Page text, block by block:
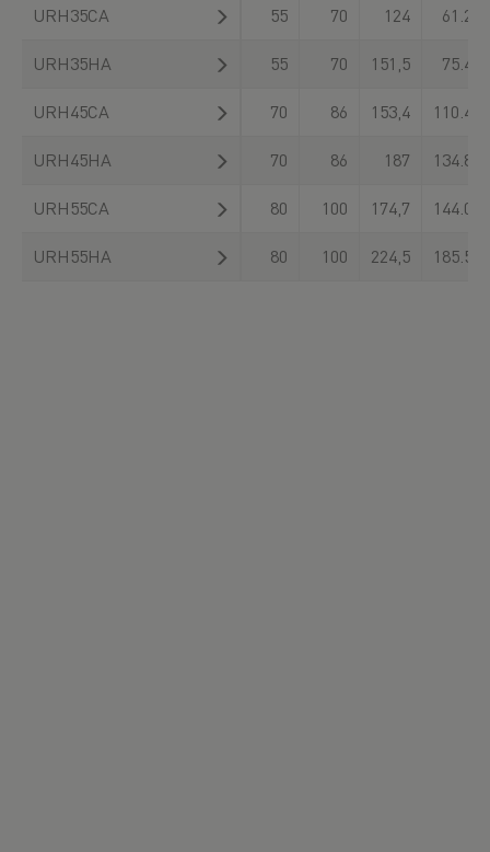
URH35CA 55 70 124 61.200
URH35HA 55 70 151,5 75.400
URH45CA 70 86 153,4 110.400
URH45HA 70 86 187 134.800
URH55CA 80 100 174,7 144.000
URH55HA 80 100 224,5 185.500